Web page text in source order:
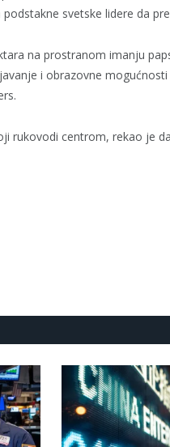
svetske lidere da
na prostranom imanju
i obrazovne
rukovodi centrom, rekao je